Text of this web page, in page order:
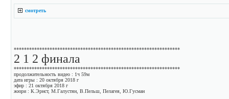
смотреть
*****************************************************************
2 1 2 финала
*****************************************************************
продолжительность видео : 1ч 59м
дата игры : 20 октября 2018 г
эфир : 21 октября 2018 г
жюри : К.Эрнст, М.Галустян, В.Пельш, Пелагея, Ю.Гусман